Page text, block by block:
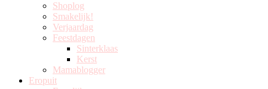
Shoplog
Smakelijk!
Verjaardag
Feestdagen
Sinterklaas
Kerst
Mamablogger
Eropuit